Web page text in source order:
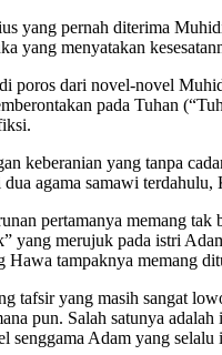
yang pernah diterima
yang menyatakan
poros dari novel-novel
pada Tuhan
keberanian yang tanpa
agama samawi
pertamanya memang
yang merujuk pada istri
Hawa tampaknya memang
tafsir yang masih sangat
pun. Salah satunya
senggama Adam yang